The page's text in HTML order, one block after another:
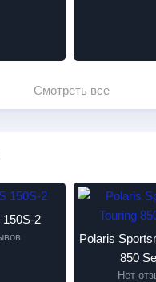
Смотреть все
150S-2
Polaris
850
Нет